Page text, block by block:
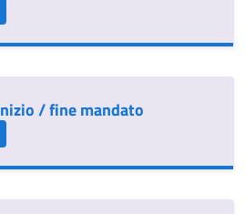
/ fine mandato